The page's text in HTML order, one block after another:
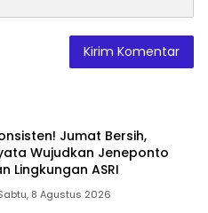
Jumat Bersih,
Wujudkan Jeneponto
Lingkungan ASRI
8 Agustus 2026